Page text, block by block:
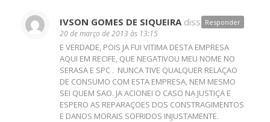
IVSON GOMES DE SIQUEIRA disse:
20 de março de 2013 às 13:15
E VERDADE, POIS JA FUI VITIMA DESTA EMPRESA
AQUI EM RECIFE, QUE NEGATIVOU MEU NOME NO
SERASA E SPC . NUNCA TIVE QUALQUER RELAÇAO
DE CONSUMO COM ESTA EMPRESA, NEM MESMO
SEI QUEM SAO. JA ACIONEI O CASO NA JUSTIÇA E
ESPERO AS REPARAÇOES DOS CONSTRAGIMENTOS
E DANOS MORAIS SOFRIDOS INJUSTAMENTE.
Responder